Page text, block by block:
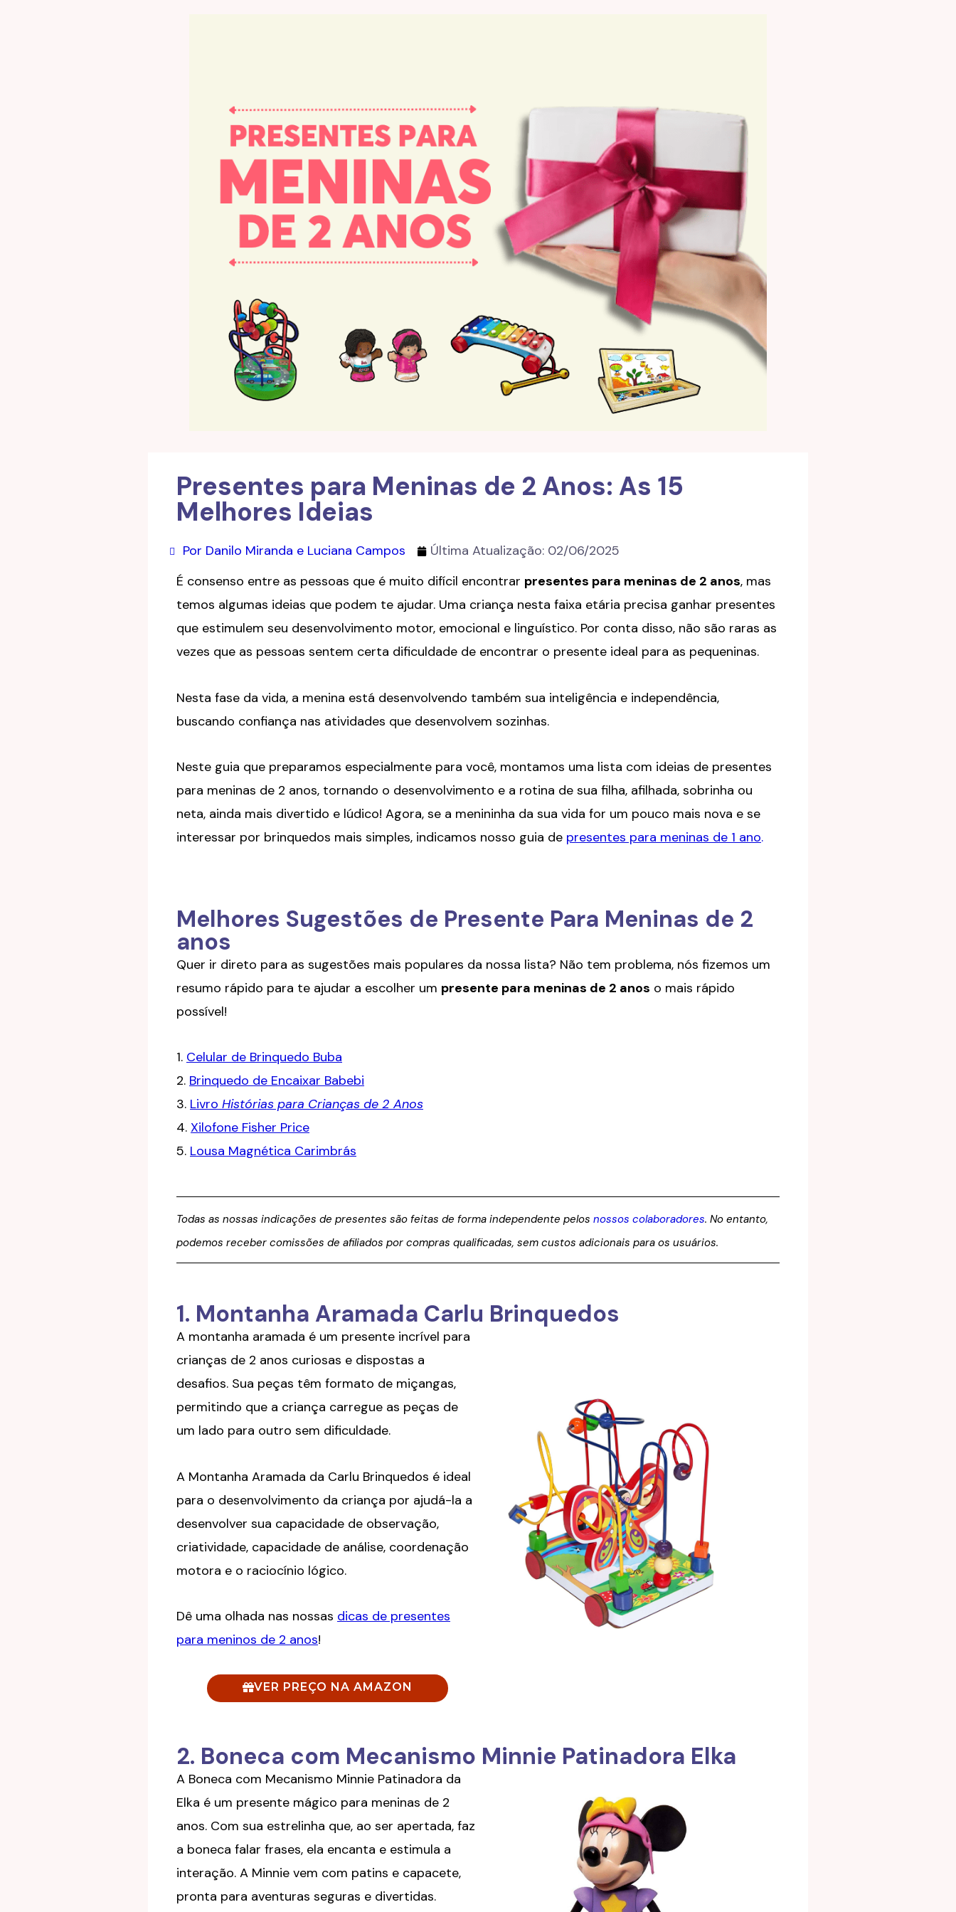
Presentes para Meninas de 2 Anos: As 15
Melhores Ideias
Por Danilo Miranda e Luciana Campos Última Atualização: 02/06/2025
É consenso entre as pessoas que é muito difícil encontrar presentes para meninas de 2 anos, mas
temos algumas ideias que podem te ajudar. Uma criança nesta faixa etária precisa ganhar presentes
que estimulem seu desenvolvimento motor, emocional e linguístico. Por conta disso, não são raras as
vezes que as pessoas sentem certa dificuldade de encontrar o presente ideal para as pequeninas.
Nesta fase da vida, a menina está desenvolvendo também sua inteligência e independência,
buscando confiança nas atividades que desenvolvem sozinhas.
Neste guia que preparamos especialmente para você, montamos uma lista com ideias de presentes
para meninas de 2 anos, tornando o desenvolvimento e a rotina de sua filha, afilhada, sobrinha ou
neta, ainda mais divertido e lúdico! Agora, se a menininha da sua vida for um pouco mais nova e se
interessar por brinquedos mais simples, indicamos nosso guia de presentes para meninas de 1 ano.
Melhores Sugestões de Presente Para Meninas de 2
anos
Quer ir direto para as sugestões mais populares da nossa lista? Não tem problema, nós fizemos um
resumo rápido para te ajudar a escolher um presente para meninas de 2 anos o mais rápido
possível!
1. Celular de Brinquedo Buba
2. Brinquedo de Encaixar Babebi
3. Livro Histórias para Crianças de 2 Anos
4. Xilofone Fisher Price
5. Lousa Magnética Carimbrás
Todas as nossas indicações de presentes são feitas de forma independente pelos nossos colaboradores. No entanto,
podemos receber comissões de afiliados por compras qualificadas, sem custos adicionais para os usuários.
1. Montanha Aramada Carlu Brinquedos
A montanha aramada é um presente incrível para
crianças de 2 anos curiosas e dispostas a
desafios. Sua peças têm formato de miçangas,
permitindo que a criança carregue as peças de
um lado para outro sem dificuldade.
A Montanha Aramada da Carlu Brinquedos é ideal
para o desenvolvimento da criança por ajudá-la a
desenvolver sua capacidade de observação,
criatividade, capacidade de análise, coordenação
motora e o raciocínio lógico.
Dê uma olhada nas nossas dicas de presentes
para meninos de 2 anos!
VER PREÇO NA AMAZON
2. Boneca com Mecanismo Minnie Patinadora Elka
A Boneca com Mecanismo Minnie Patinadora da
Elka é um presente mágico para meninas de 2
anos. Com sua estrelinha que, ao ser apertada, faz
a boneca falar frases, ela encanta e estimula a
interação. A Minnie vem com patins e capacete,
pronta para aventuras seguras e divertidas.